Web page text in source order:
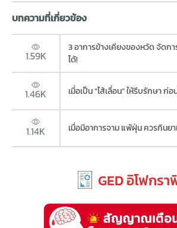
บทความที่เกี่ยวข้อง
1.59K
3 อาการข้างเคียงของหวัด จัดก
ได้!
1.46K เมื่อเป็น “ไส้เลื่อน” ให้รีบรักษา ก่อ
1.14K เมื่อมีอาการจาม แพ้ฝุ่น ควรกินย
GED อิโฟกรา